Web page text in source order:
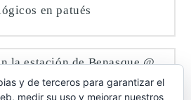
en patués
Datos que vemos en la estación de Benasque @meteobenás
y de terceros para garantizar el
medir su uso y mejorar nuestros